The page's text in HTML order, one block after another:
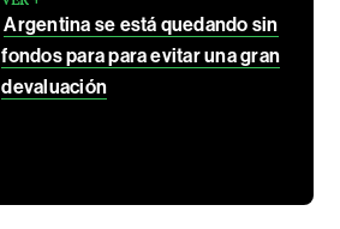
Argentina se está quedando sin
fondos para para evitar una gran
devaluación